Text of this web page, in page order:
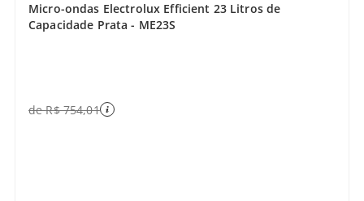
Micro-ondas Electrolux Efficient 23 Litros de
Capacidade Prata - ME23S
deR$ 754,01